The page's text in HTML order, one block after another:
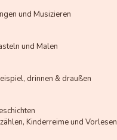
und Musizieren
und Malen
drinnen & draußen
Kinderreime und Vorlesen